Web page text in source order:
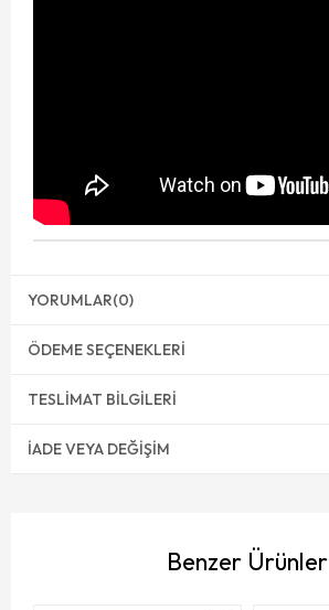
YORUMLAR(0)
ÖDEME SEÇENEKLERI
TESLIMAT BILGILERI
İADE VEYA DEĞIŞIM
Benzer Ürünler